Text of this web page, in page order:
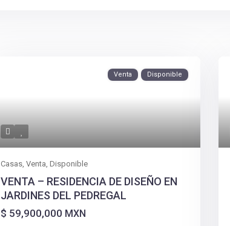
Venta Disponible
Casas, Venta, Disponible
VENTA – RESIDENCIA DE DISEÑO EN
JARDINES DEL PEDREGAL
$ 59,900,000 MXN